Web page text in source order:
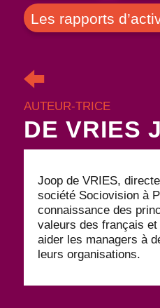
Les rapports
AUTEUR-TRICE
DE VRIES
Joop de VRIES,
société Sociovision à
connaissance des
valeurs des français
aider les managers à
leurs organisations.